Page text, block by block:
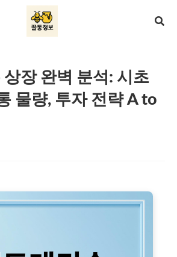
장 완벽 분석: 시초
물량, 투자 전략 A to